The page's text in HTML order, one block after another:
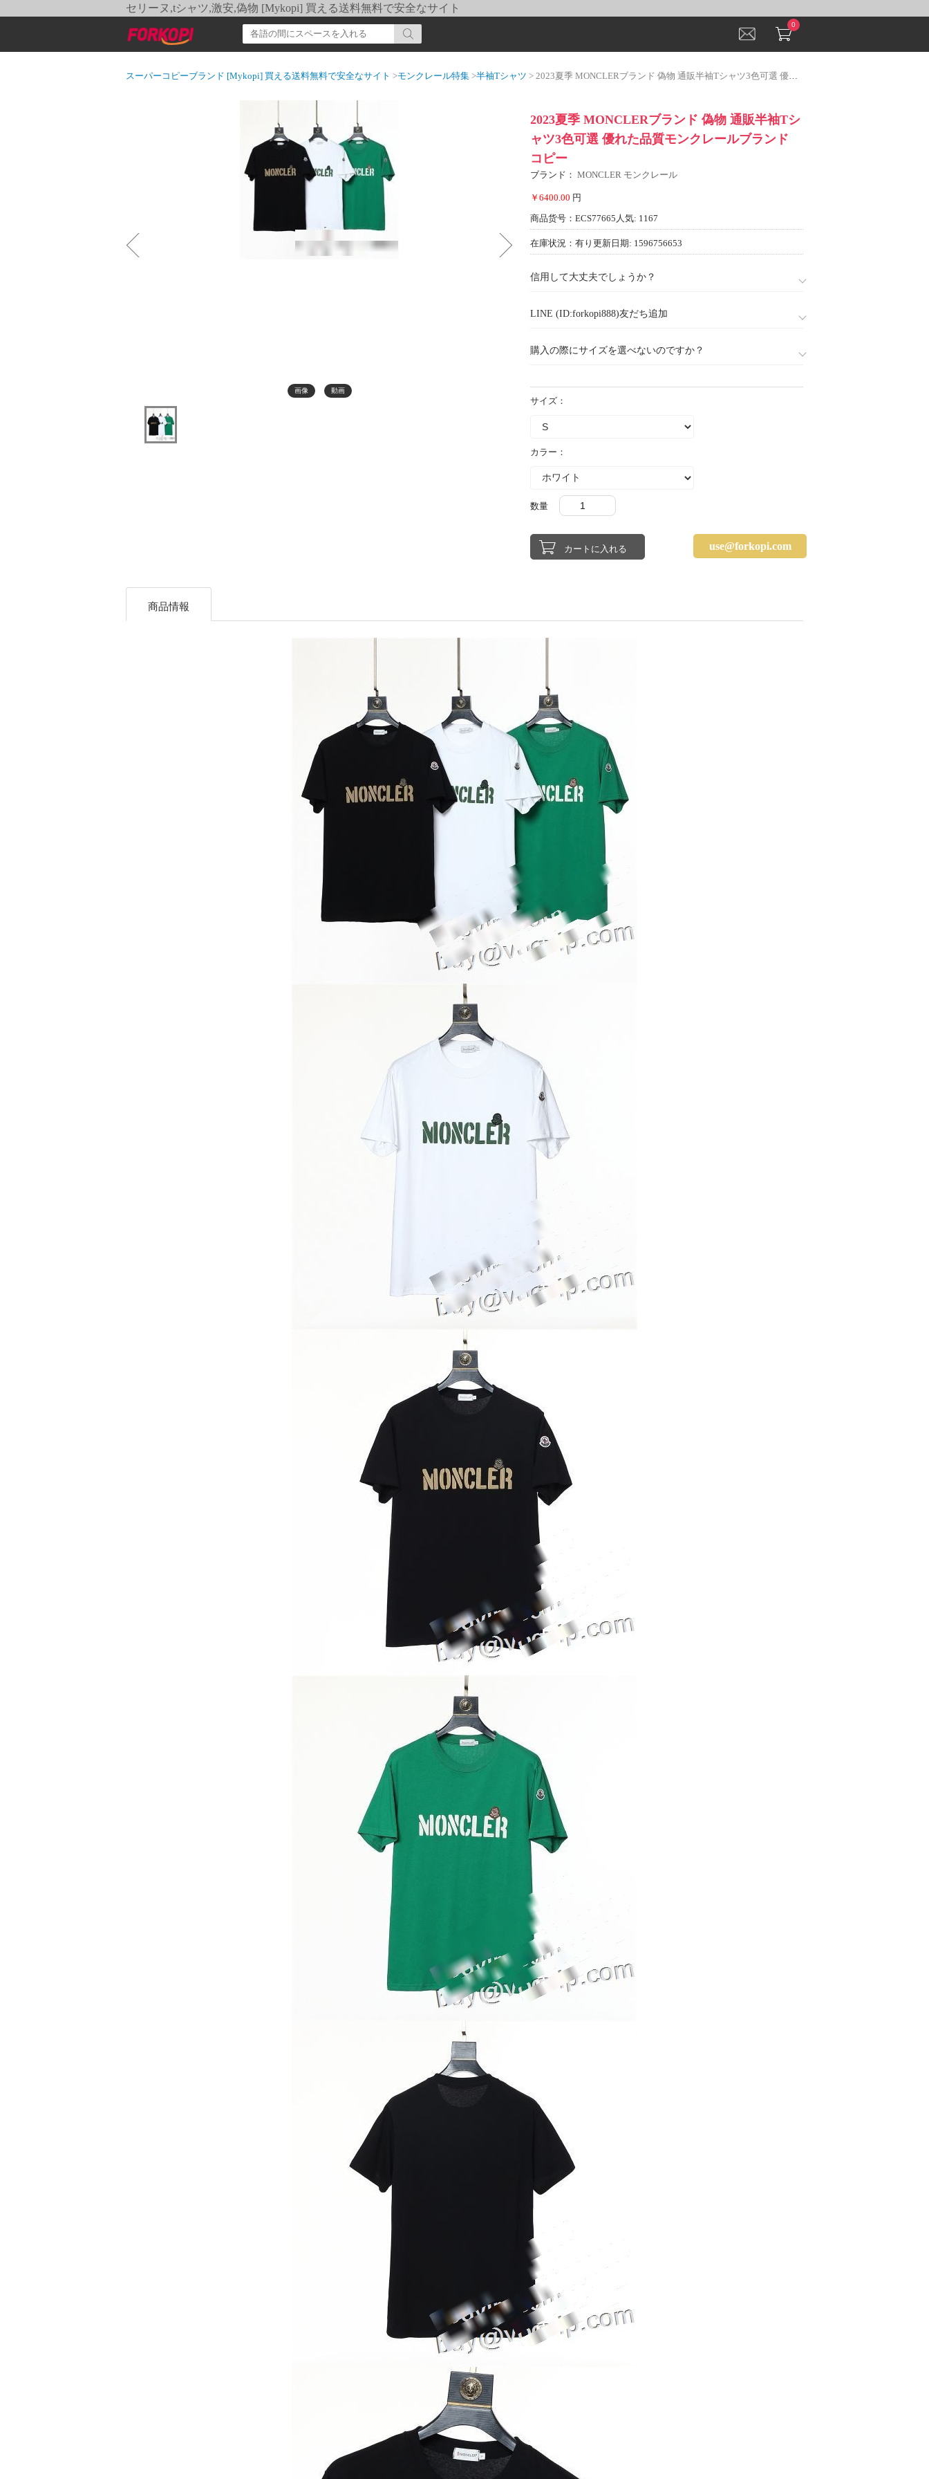
セリーヌ,tシャツ,激安,偽物 [Mykopi] 買える送料無料で安全なサイト
0
スーパーコピーブランド [Mykopi] 買える送料無料で安全なサイト >モンクレール特集 >半袖Tシャツ > 2023夏季 MONCLERブランド 偽物 通販半袖Tシャツ3色可選 優れた品質モンクレールブランド コピー
画像 動画
2023夏季 MONCLERブランド 偽物 通販半袖Tシ
ャツ3色可選 優れた品質モンクレールブランド
コピー
ブランド： MONCLER モンクレール
￥6400.00 円
商品货号：ECS77665 人気: 1167
在庫状況：有り 更新日期: 1596756653
信用して大丈夫でしょうか？
LINE (ID:forkopi888)友だち追加
購入の際にサイズを選べないのですか？
サイズ：
カラー：
数量
use@forkopi.com
商品情報